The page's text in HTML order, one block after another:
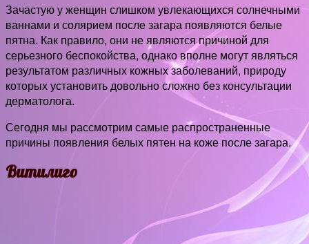
Зачастую у женщин слишком увлекающихся солнечными
ваннами и солярием после загара появляются белые
пятна. Как правило, они не являются причиной для
серьезного беспокойства, однако вполне могут являться
результатом различных кожных заболеваний, природу
которых установить довольно сложно без консультации
дерматолога.
Сегодня мы рассмотрим самые распространенные
причины появления белых пятен на коже после загара.
Витилиго